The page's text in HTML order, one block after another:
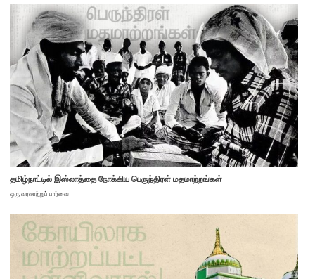
தமிழ்நாட்டில் இஸ்லாத்தை நோக்கிய பெருந்திரள் மதமாற்றங்கள்
ஒரு வரலாற்றுப் பார்வை